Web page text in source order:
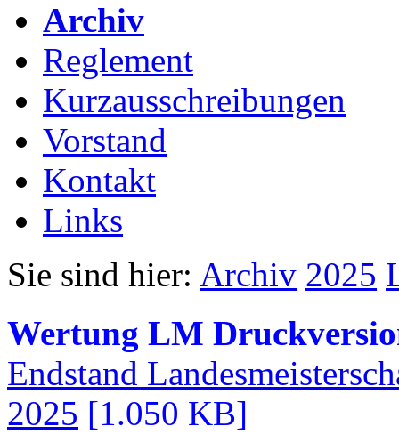
Archiv
Reglement
Kurzausschreibungen
Vorstand
Kontakt
Links
Sie sind hier: Archiv 2025
Wertung LM
Endstand
2025 [1.050 KB]